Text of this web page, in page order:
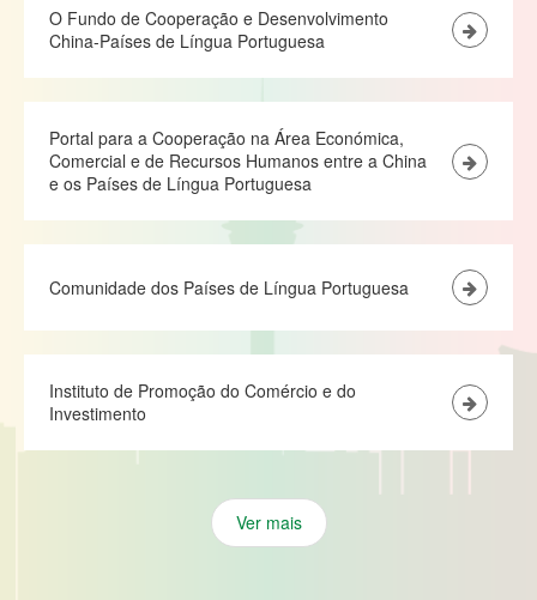
O Fundo de Cooperação e Desenvolvimento
China-Países de Língua Portuguesa
Portal para a Cooperação na Área Económica,
Comercial e de Recursos Humanos entre a China
e os Países de Língua Portuguesa
Comunidade dos Países de Língua Portuguesa
Instituto de Promoção do Comércio e do
Investimento
Ver mais